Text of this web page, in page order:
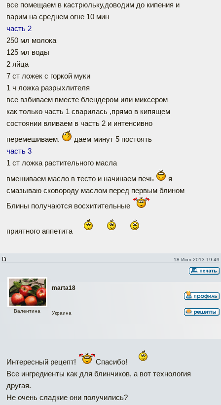
все помещаем в кастрюльку,доводим до кипения и
варим на среднем огне 10 мин
часть 2
250 мл молока
125 мл воды
2 яйца
7 ст ложек с горкой муки
1 ч ложка разрыхлителя
все взбиваем вместе блендером или миксером
как только часть 1 сварилась ,прямо в кипящем
состоянии вливаем в часть 2 и интенсивно
перемешиваем.
даем минут 5 постоять
часть 3
1 ст ложка растительного масла
вмешиваем масло в тесто и начинаем печь
я
смазываю сковороду маслом перед первым блином
Блины получаются восхитительные
приятного аппетита
18 Июл 2013 19:49
marta18
Валентина Украина
Интересный рецепт!
Спасибо!
Все ингредиенты как для блинчиков, а вот технология
другая.
Не очень сладкие они получились?